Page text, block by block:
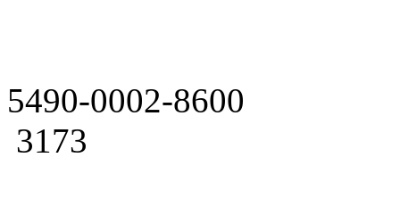
5490-0002-8600
3173